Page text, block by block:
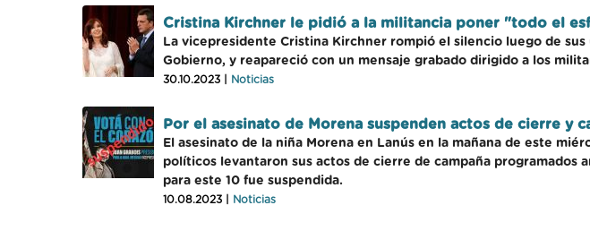
Cristina Kirchner le pidió a la militancia poner "todo el
La vicepresidente Cristina Kirchner rompió el silencio luego de
Gobierno, y reapareció con un mensaje grabado dirigido a los
30.10.2023 | Noticias
Por el asesinato de Morena suspenden actos de cierre y
El asesinato de la niña Morena en Lanús en la mañana de este
políticos levantaron sus actos de cierre de campaña programados
para este 10 fue suspendida.
10.08.2023 | Noticias